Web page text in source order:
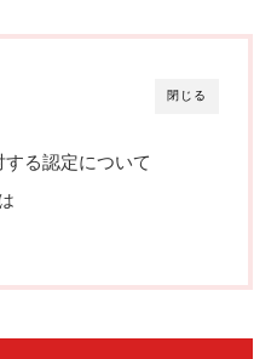
閉じる
る認定について